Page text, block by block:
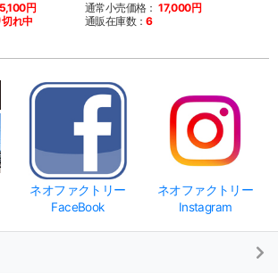
円
れ中
通常小売価格： 17,000円
通販在庫数：6
ネオファクトリー
FaceBook
ネオファクトリー
Instagram